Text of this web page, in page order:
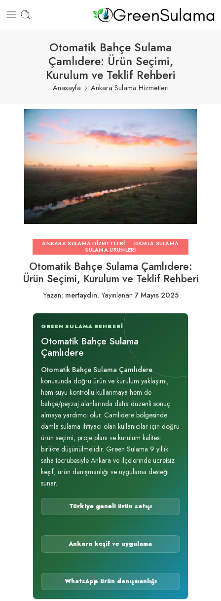
Otomatik Bahçe Sulama
Çamlıdere: Ürün Seçimi,
Kurulum ve Teklif Rehberi
Anasayfa Ankara Sulama Hizmetleri
ANKARA SULAMA HIZMETLERI
DAMLA SULAMA
SULAMA ÜRÜNLERI
Otomatik Bahçe Sulama Çamlıdere:
Ürün Seçimi, Kurulum ve Teklif Rehberi
Yazan: mertaydin. Yayınlanan 7 Mayıs 2025
GREEN SULAMA REHBERI
Otomatik Bahçe Sulama
Çamlıdere
Otomatik Bahçe Sulama Çamlıdere
konusunda doğru ürün ve kurulum yaklaşımı,
hem suyu kontrollü kullanmaya hem de
bahçe/peyzaj alanlarında daha düzenli sonuç
almaya yardımcı olur. Camlidere bölgesinde
damla sulama ihtiyacı olan kullanıcılar için doğru
ürün seçimi, proje planı ve kurulum kalitesi
birlikte düşünülmelidir. Green Sulama 9 yıllık
saha tecrübesiyle Ankara ve ilçelerinde ücretsiz
keşif, ürün danışmanlığı ve uygulama desteği
sunar.
Türkiye geneli ürün satışı
Ankara keşif ve uygulama
WhatsApp ürün danışmanlığı